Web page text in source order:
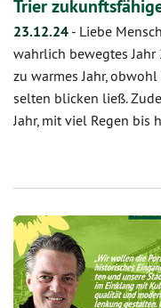
Trier
23.12.24 - Liebe
wahrlich bewegtes
zu warmes Jahr,
selten blicken ließ.
Jahr, mit viel Regen bis